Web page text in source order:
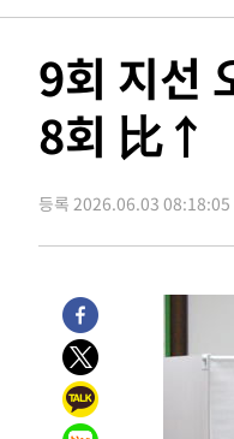
-20383초 전 >[속보]與전
45.71%
-20092초 전 >[속보]與 당
46.35%
-19889초 전 >[속보]與 당
득표
-17807초 전 >"일본축구협
정상
-5814초 전 >"얼마나 더웠
-5741초 전 >손흥민, 68분
-3765초 전 >
2시간 전 >
'여긴 20도, 저
2시간 전 >
-32095초 전 >
'AT마드리
9회 지선
8회 比↑
등록 2026.06.03 08:18:05